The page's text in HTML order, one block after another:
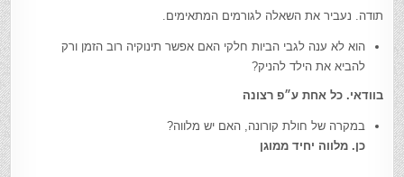
תודה. נעביר את השאלה לגורמים המתאימים.
הוא לא ענה לגבי הביות חלקי האם אפשר תינוקיה רוב הזמן ורק
להביא את הילד להניק?
בוודאי. כל אחת ע״פ רצונה
במקרה של חולת קורונה, האם יש מלווה?
כן. מלווה יחיד ממוגן